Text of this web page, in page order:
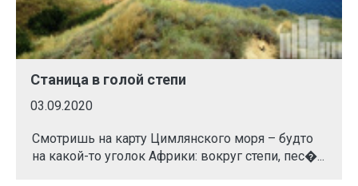
Станица в голой степи
03.09.2020
Смотришь на карту Цимлянского моря – будто
на какой-то уголок Африки: вокруг степи, пес�...